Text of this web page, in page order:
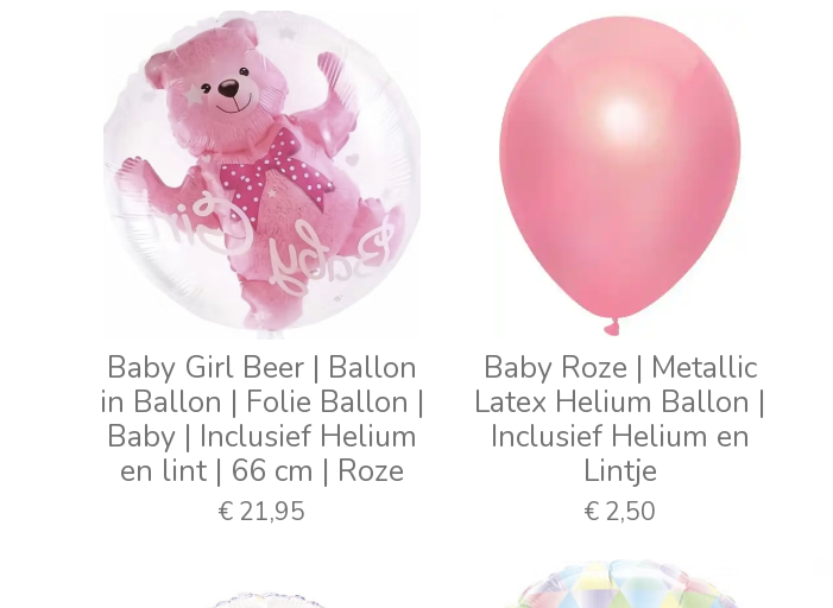
Baby Girl Beer | Ballon
in Ballon | Folie Ballon |
Baby | Inclusief Helium
en lint | 66 cm | Roze
€ 21,95
Baby Roze | Metallic
Latex Helium Ballon |
Inclusief Helium en
Lintje
€ 2,50